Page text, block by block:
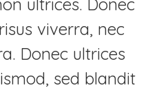
ultrices. Donec
viverra, nec
Donec ultrices
sed blandit